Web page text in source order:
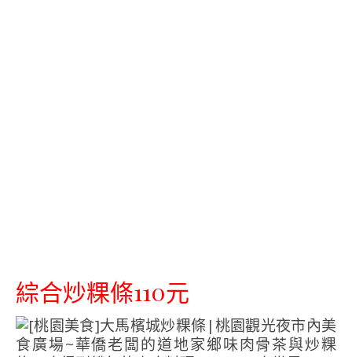
綜合炒粿條110元